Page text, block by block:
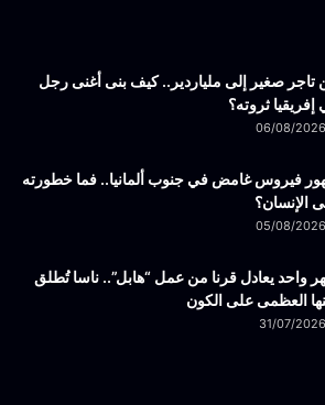
تاجر صغير إلى ملياردير.. كيف بنى أغنى رجل
ثروته؟
06/08/2026
فيروس غامض في جنوب ألمانيا.. فما خطورته
الإنسان؟
05/08/2026
واحد يعادل قرنا من عمل “هابل”.. ناسا تُطلق
العظمى على الكون
31/07/2026